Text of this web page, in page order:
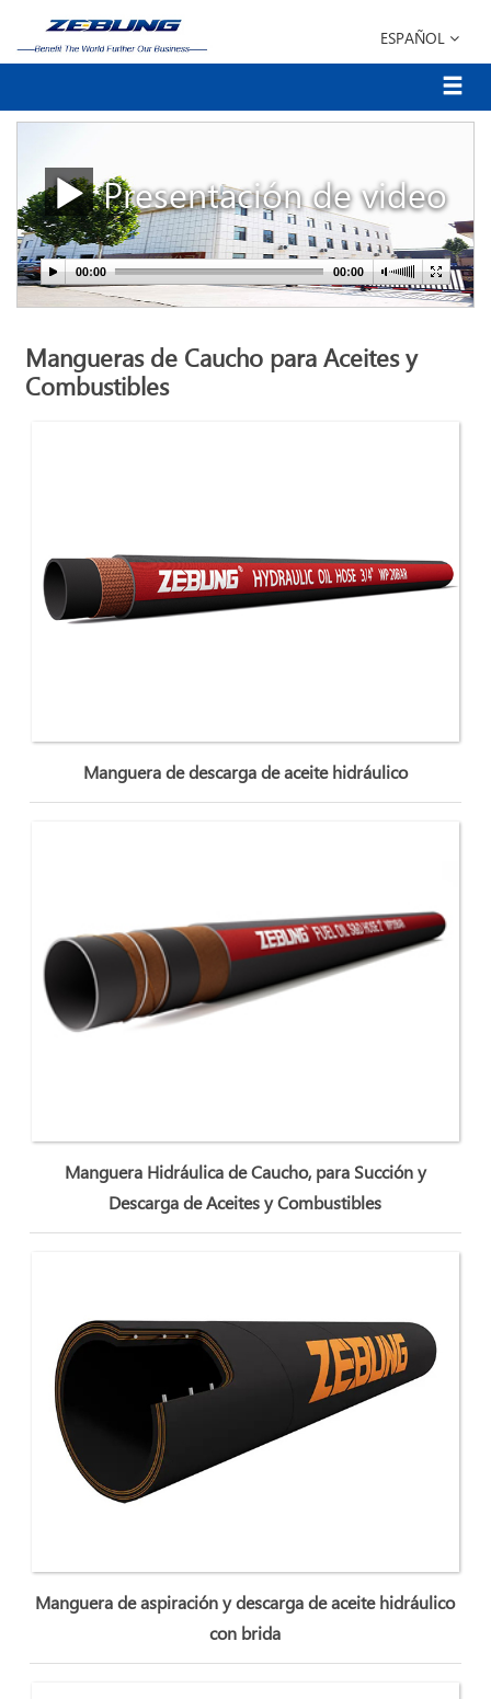
ESPAÑOL
Presentación de video
Mangueras de Caucho para Aceites y
Combustibles
Manguera de descarga de aceite hidráulico
Manguera Hidráulica de Caucho, para Succión y
Descarga de Aceites y Combustibles
Manguera de aspiración y descarga de aceite hidráulico
con brida